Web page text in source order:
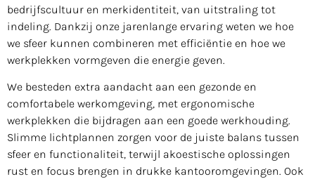
bedrijfscultuur en merkidentiteit, van uitstraling tot
indeling. Dankzij onze jarenlange ervaring weten we hoe
we sfeer kunnen combineren met efficiëntie en hoe we
werkplekken vormgeven die energie geven.
We besteden extra aandacht aan een gezonde en
comfortabele werkomgeving, met ergonomische
werkplekken die bijdragen aan een goede werkhouding.
Slimme lichtplannen zorgen voor de juiste balans tussen
sfeer en functionaliteit, terwijl akoestische oplossingen
rust en focus brengen in drukke kantooromgevingen. Ook